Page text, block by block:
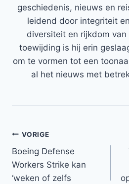
geschiedenis, nieuws en
leidend door integriteit
diversiteit en rijkdom van
toewijding is hij erin
om te vormen tot een
al het nieuws met
Bericht
navigatie
VORIGE
Boeing Defense
Workers Strike kan
‘weken of zelfs